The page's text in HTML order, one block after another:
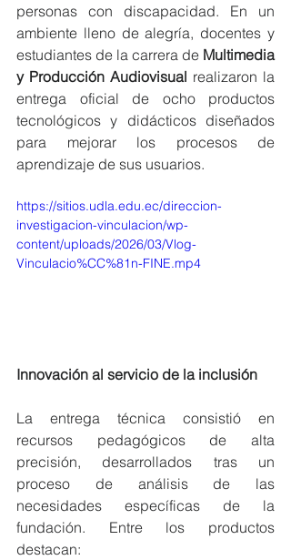
personas con discapacidad. En un
ambiente lleno de alegría, docentes y
estudiantes de la carrera de Multimedia
y Producción Audiovisual realizaron la
entrega oficial de ocho productos
tecnológicos y didácticos diseñados
para mejorar los procesos de
aprendizaje de sus usuarios.
https://sitios.udla.edu.ec/direccion-
investigacion-vinculacion/wp-
content/uploads/2026/03/Vlog-
Vinculacio%CC%81n-FINE.mp4
Innovación al servicio de la inclusión
La entrega técnica consistió en
recursos pedagógicos de alta
precisión, desarrollados tras un
proceso de análisis de las
necesidades específicas de la
fundación. Entre los productos
destacan: